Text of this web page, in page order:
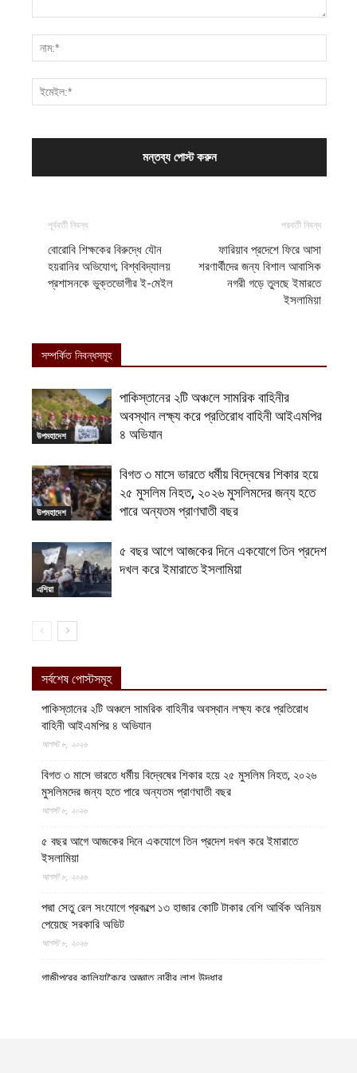
পূর্ববর্তী নিবন্ধ
বোরোবি শিক্ষকের বিরুদ্ধে যৌন
হয়রানির অভিযোগ; বিশ্ববিদ্যালয়
প্রশাসনকে ভুক্তভোগীর ই-মেইল
পরবর্তী নিবন্ধ
ফারিয়াব প্রদেশে ফিরে আসা
শরণার্থীদের জন্য বিশাল আবাসিক
নগরী গড়ে তুলছে ইমারতে
ইসলামিয়া
সম্পর্কিত নিবন্ধসমূহ
উপমহাদেশ
পাকিস্তানের ২টি অঞ্চলে সামরিক বাহিনীর
অবস্থান লক্ষ্য করে প্রতিরোধ বাহিনী আইএমপির
৪ অভিযান
উপমহাদেশ
বিগত ৩ মাসে ভারতে ধর্মীয় বিদ্বেষের শিকার হয়ে
২৫ মুসলিম নিহত, ২০২৬ মুসলিমদের জন্য হতে
পারে অন্যতম প্রাণঘাতী বছর
এশিয়া
৫ বছর আগে আজকের দিনে একযোগে তিন প্রদেশ
দখল করে ইমারাতে ইসলামিয়া
সর্বশেষ পোস্টসমূহ
পাকিস্তানের ২টি অঞ্চলে সামরিক বাহিনীর অবস্থান লক্ষ্য করে প্রতিরোধ
বাহিনী আইএমপির ৪ অভিযান
আগস্ট ৮, ২০২৬
বিগত ৩ মাসে ভারতে ধর্মীয় বিদ্বেষের শিকার হয়ে ২৫ মুসলিম নিহত, ২০২৬
মুসলিমদের জন্য হতে পারে অন্যতম প্রাণঘাতী বছর
আগস্ট ৮, ২০২৬
৫ বছর আগে আজকের দিনে একযোগে তিন প্রদেশ দখল করে ইমারাতে
ইসলামিয়া
আগস্ট ৮, ২০২৬
পদ্মা সেতু রেল সংযোগে প্রকল্পে ১৩ হাজার কোটি টাকার বেশি আর্থিক অনিয়ম
পেয়েছে সরকারি অডিট
আগস্ট ৮, ২০২৬
গাজীপুরের কালিয়াকৈরে অজ্ঞাত নারীর লাশ উদ্ধার